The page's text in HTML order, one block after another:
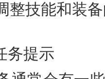
整技能和装
务提示